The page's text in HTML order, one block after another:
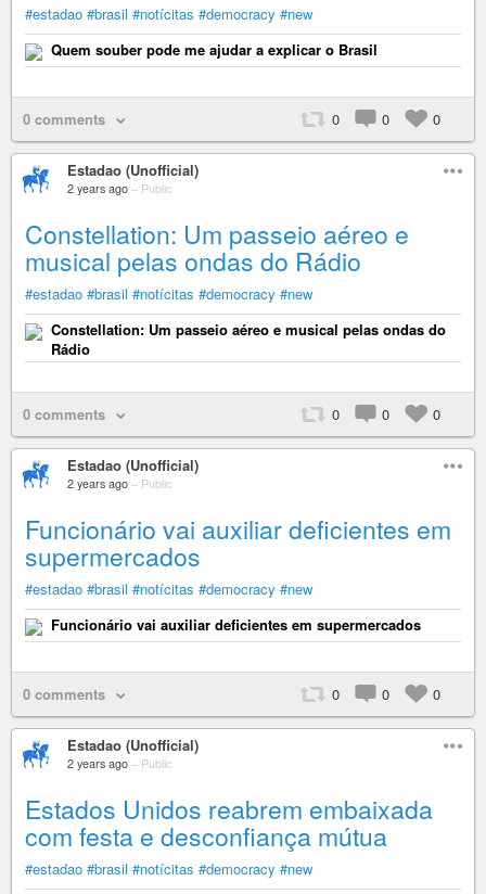
#estadao #brasil #notícitas #democracy #new
Quem souber pode me ajudar a explicar o Brasil
0 comments 0 0 0
Estadao (Unofficial)
2 years ago – Public
Constellation: Um passeio aéreo e
musical pelas ondas do Rádio
#estadao #brasil #notícitas #democracy #new
Constellation: Um passeio aéreo e musical pelas ondas do
Rádio
0 comments 0 0 0
Estadao (Unofficial)
2 years ago – Public
Funcionário vai auxiliar deficientes em
supermercados
#estadao #brasil #notícitas #democracy #new
Funcionário vai auxiliar deficientes em supermercados
0 comments 0 0 0
Estadao (Unofficial)
2 years ago – Public
Estados Unidos reabrem embaixada
com festa e desconfiança mútua
#estadao #brasil #notícitas #democracy #new